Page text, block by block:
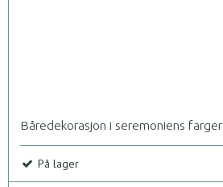
Båredekorasjon i seremoniens farger
På lager